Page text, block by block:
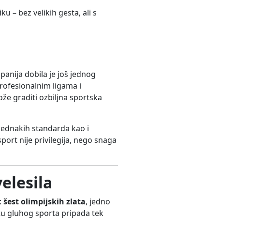
– bez velikih gesta, ali s
dobila je još jednog
ligama i
graditi ozbiljna sportska
standarda kao i
nije privilegija, nego snaga
šest olimpijskih zlata, jedno
gluhog sporta pripada tek